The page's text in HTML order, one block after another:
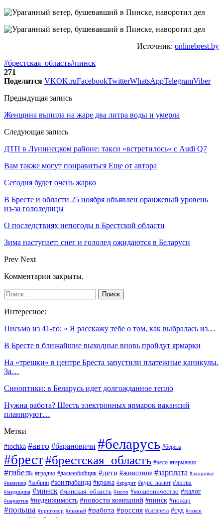
Источник: onlinebrest.by
#брестская_область#пинск
271
Поделится VKOK.ruFacebookTwitterWhatsAppTelegramViber
Предыдущая запись
Женщина выпила на жаре два литра воды и умерла
Следующая запись
ДТП в Лунинецком районе: такси «встретилось» с Audi Q7
Вам также могут понравиться Еще от автора
Сегодня будет очень жарко
В Бресте и области 25 ноября объявлен оранжевый уровень
из-за гололедицы
О последствиях непогоды в Брестской области
Зима наступает: снег и гололед ожидаются в Беларуси
Prev Next
Комментарии закрыты.
Интересное:
Письмо из 41-го: « Я расскажу тебе о том, как выбралась из…
В Бресте в ближайшие выходные вновь пройдут ярмарки
На «трешки» в центре Бреста запустили платежные каникулы.
За…
Синоптики: в Беларусь идет долгожданное тепло
Нужна работа? Шесть электронных ярмарок вакансий
планируют…
Метки
#tochka #авто #барановичи #беларусь #берёза
#брест#брестская_область #вело #германия
#гибель #гродно #дальнобойщик #дети #животное #зарплата #здоровье
#каменец #кобрин #контрабанда #кража #кредит #курс_валют #литва
#медицина #минск #минская_область #мото #мошенничество #налог
#наркотик #недвижимость #новости компаний #пинск #пожар
#польша #приговор #пьяный #работа #россия #сигарета #суд #такси